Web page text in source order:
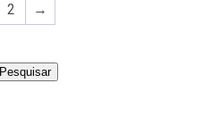
2
→
Pesquisar